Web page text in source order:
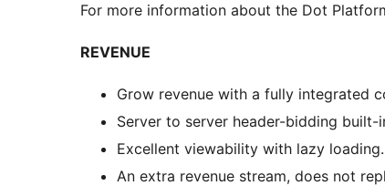
For more information about the Dot
REVENUE
Grow revenue with a fully integrated
Server to server header-bidding built-
Excellent viewability with lazy loading.
An extra revenue stream, does not